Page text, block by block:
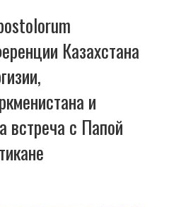
Казахстана
и
встреча с Папой